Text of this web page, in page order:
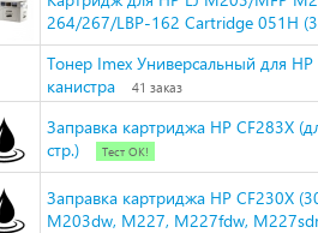
264/267/LBP-162 Cartridge 051H
Тонер Imex Универсальный для
канистра
41 заказ
Заправка картриджа HP CF283X
стр.)
Тест ОК!
Заправка картриджа HP CF230X
M203dw, M227, M227fdw,